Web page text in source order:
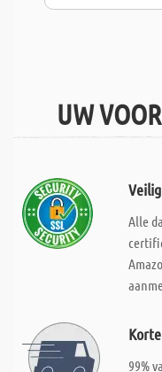
UW
Alle
99%